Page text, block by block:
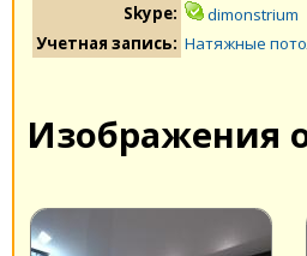
Skype:
dimonstrium
Учетная запись: Натяжные
Изображения